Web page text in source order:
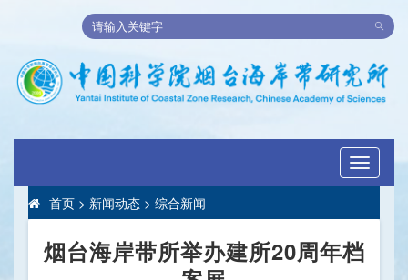
Toggle
首页 > 新闻动态 > 综合新闻
烟台海岸带所举办建所20周年档